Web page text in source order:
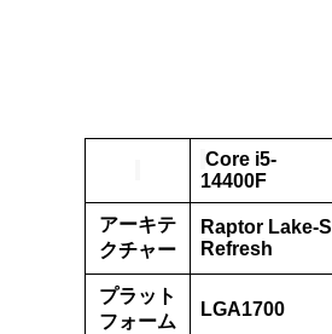
Core i5-
14400F
アーキテ
クチャー
Raptor Lake-S
Refresh
プラット
フォーム
LGA1700